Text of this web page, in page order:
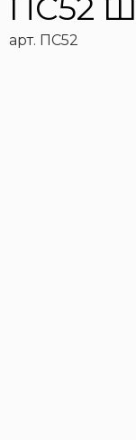
ПС52
арт. ПС52